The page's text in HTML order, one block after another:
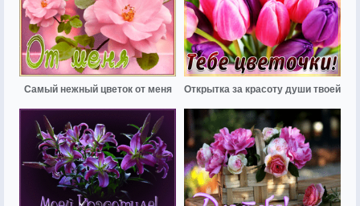
Самый нежный цветок от меня Открытка за красоту души твоей